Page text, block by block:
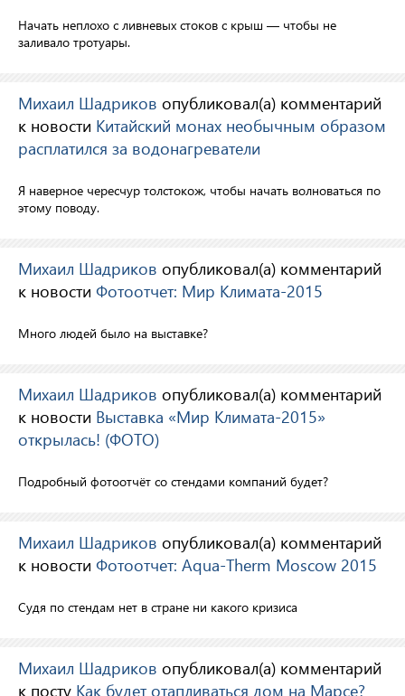
Начать неплохо с ливневых стоков с крыш — чтобы не
заливало тротуары.
Михаил Шадриков опубликовал(а) комментарий
к новости Китайский монах необычным образом
расплатился за водонагреватели
Я наверное чересчур толстокож, чтобы начать волноваться по
этому поводу.
Михаил Шадриков опубликовал(а) комментарий
к новости Фотоотчет: Мир Климата-2015
Много людей было на выставке?
Михаил Шадриков опубликовал(а) комментарий
к новости Выставка «Мир Климата-2015»
открылась! (ФОТО)
Подробный фотоотчёт со стендами компаний будет?
Михаил Шадриков опубликовал(а) комментарий
к новости Фотоотчет: Aqua-Therm Moscow 2015
Cудя по стендам нет в стране ни какого кризиса
Михаил Шадриков опубликовал(а) комментарий
к посту Как будет отапливаться дом на Марсе?